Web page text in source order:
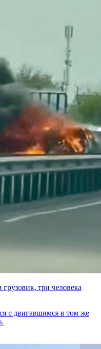
три человека
с двигавшимся в том же